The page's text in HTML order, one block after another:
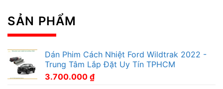
SẢN PHẨM
Dán Phim Cách Nhiệt Ford Wildtrak 2022 -
Trung Tâm Lắp Đặt Uy Tín TPHCM
3.700.000 ₫